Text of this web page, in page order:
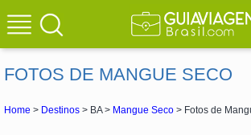
FOTOS DE MANGUE SECO
Home > Destinos > BA > Mangue Seco > Fotos de